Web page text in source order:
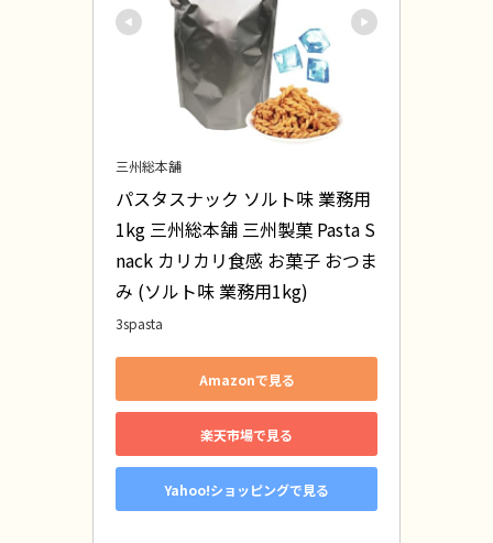
三州総本舗
パスタスナック ソルト味 業務用
1kg 三州総本舗 三州製菓 Pasta S
nack カリカリ食感 お菓子 おつま
み (ソルト味 業務用1kg)
3spasta
Amazonで見る
楽天市場で見る
Yahoo!ショッピングで見る